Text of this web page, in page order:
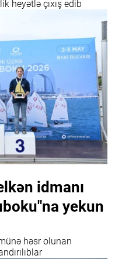
heyətlə çıxış edib
idmanı
yekun
həsr olunan